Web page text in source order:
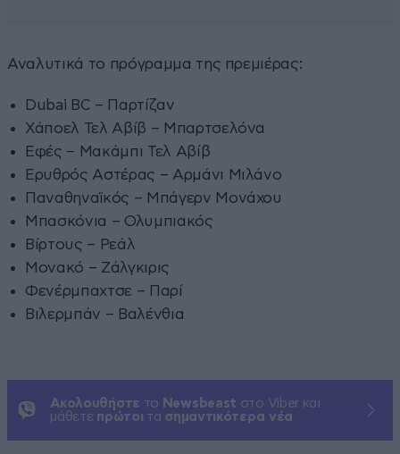
Αναλυτικά το πρόγραμμα της πρεμιέρας:
Dubai BC – Παρτίζαν
Χάποελ Τελ Αβίβ – Μπαρτσελόνα
Εφές – Μακάμπι Τελ Αβίβ
Ερυθρός Αστέρας – Αρμάνι Μιλάνο
Παναθηναϊκός – Μπάγερν Μονάχου
Μπασκόνια – Ολυμπιακός
Βίρτους – Ρεάλ
Μονακό – Ζάλγκιρις
Φενέρμπαχτσε – Παρί
Βιλερμπάν – Βαλένθια
Ακολουθήστε το Newsbeast στο Viber και
μάθετε πρώτοι τα σημαντικότερα νέα